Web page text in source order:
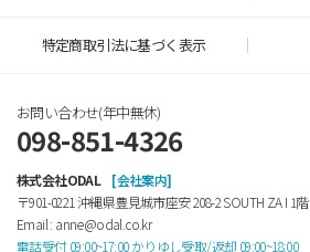
特定商取引法に基づく表示
お問い合わせ(年中無休)
098-851-4326
株式会社ODAL
[会社案内]
〒901-0221 沖縄県豊見城市座安 208-2 SOUTH ZA Ⅰ 1階
Email : anne@odal.co.kr
電話受付 09:00~17:00 かりゆし受取/返却 09:00~18:00